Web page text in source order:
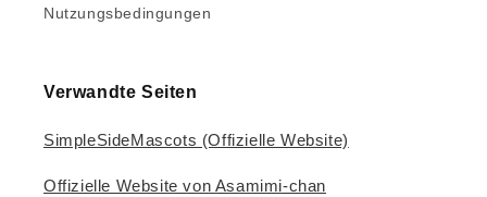
Nutzungsbedingungen
Verwandte Seiten
SimpleSideMascots (Offizielle Website)
Offizielle Website von Asamimi-chan